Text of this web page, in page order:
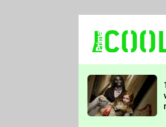
TŘESKU
FUTURAMA